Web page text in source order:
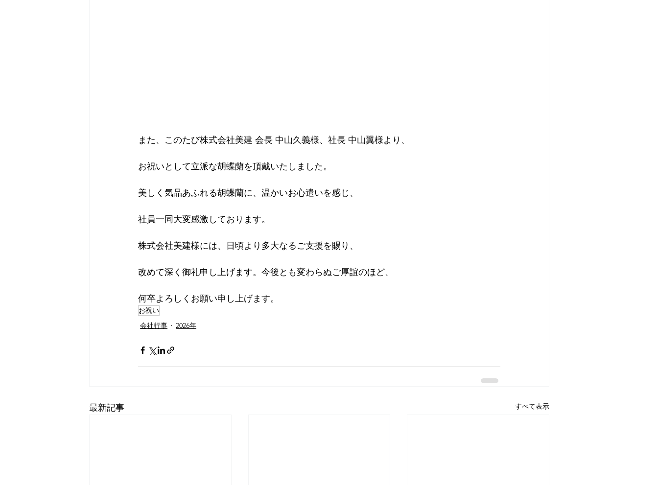
また、このたび株式会社美建 会長 中山久義様、社長 中山翼様より、
お祝いとして立派な胡蝶蘭を頂戴いたしました。
美しく気品あふれる胡蝶蘭に、温かいお心遣いを感じ、
社員一同大変感激しております。
株式会社美建様には、日頃より多大なるご支援を賜り、
改めて深く御礼申し上げます。今後とも変わらぬご厚誼のほど、
何卒よろしくお願い申し上げます。
お祝い
会社行事
2026年
最新記事 すべて表示